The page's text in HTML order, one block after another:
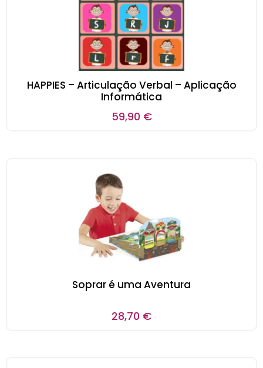
HAPPIES – Articulação Verbal – Aplicação
Informática
59,90 €
Soprar é uma Aventura
28,70 €